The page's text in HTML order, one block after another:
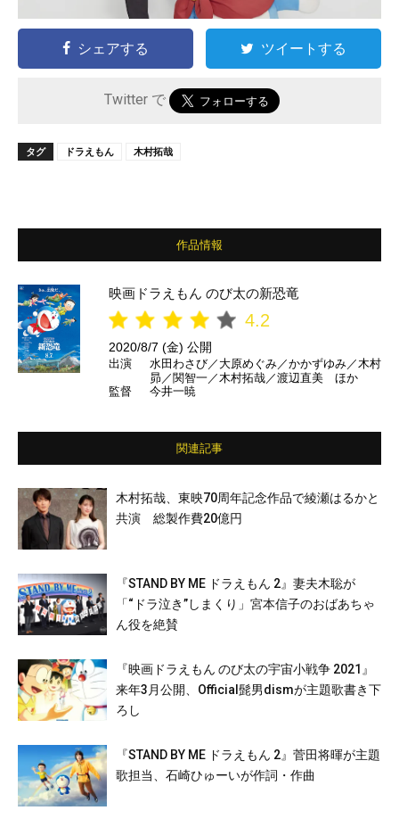
シェアする ツイートする
Twitter で
タグ ドラえもん 木村拓哉
作品情報
映画ドラえもん のび太の新恐竜
4.2
2020/8/7 (金) 公開
出演
水田わさび／大原めぐみ／かかずゆみ／木村
昴／関智一／木村拓哉／渡辺直美 ほか
監督
今井一暁
関連記事
木村拓哉、東映70周年記念作品で綾瀬はるかと
共演 総製作費20億円
『STAND BY ME ドラえもん 2』妻夫木聡が
「“ドラ泣き”しまくり」宮本信子のおばあちゃ
ん役を絶賛
『映画ドラえもん のび太の宇宙小戦争 2021』
来年3月公開、Official髭男dismが主題歌書き下
ろし
『STAND BY ME ドラえもん 2』菅田将暉が主題
歌担当、石崎ひゅーいが作詞・作曲